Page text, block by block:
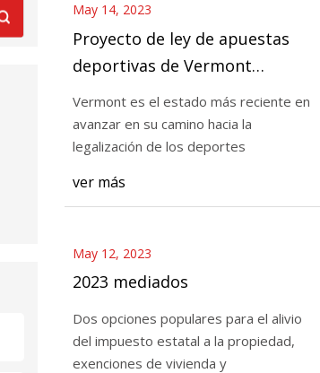
May 11, 2023
Revisión de Sovol SV06: ¿Un mejor clon?
May 14, 2023
Proyecto de ley de apuestas
deportivas de Vermont
aprobado por la Cámara
Vermont es el estado más reciente en
avanzar en su camino hacia la
legalización de los deportes
ver más
May 12, 2023
2023 mediados
Dos opciones populares para el alivio
del impuesto estatal a la propiedad,
exenciones de vivienda y